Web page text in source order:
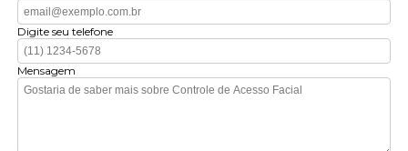
Digite seu telefone
Mensagem